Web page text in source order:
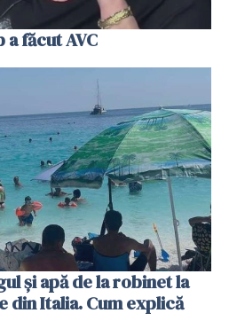
a făcut AVC
și apă de la robinet la
din Italia. Cum explică